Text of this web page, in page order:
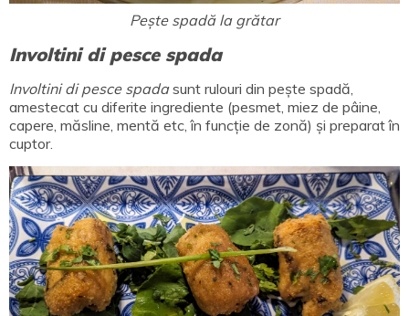
Pește spadă la grătar
Involtini di pesce spada
Involtini di pesce spadasunt rulouri din pește spadă,
amestecat cu diferite ingrediente (pesmet, miez de pâine,
capere, măsline, mentă etc, în funcție de zonă) și preparat în
cuptor.